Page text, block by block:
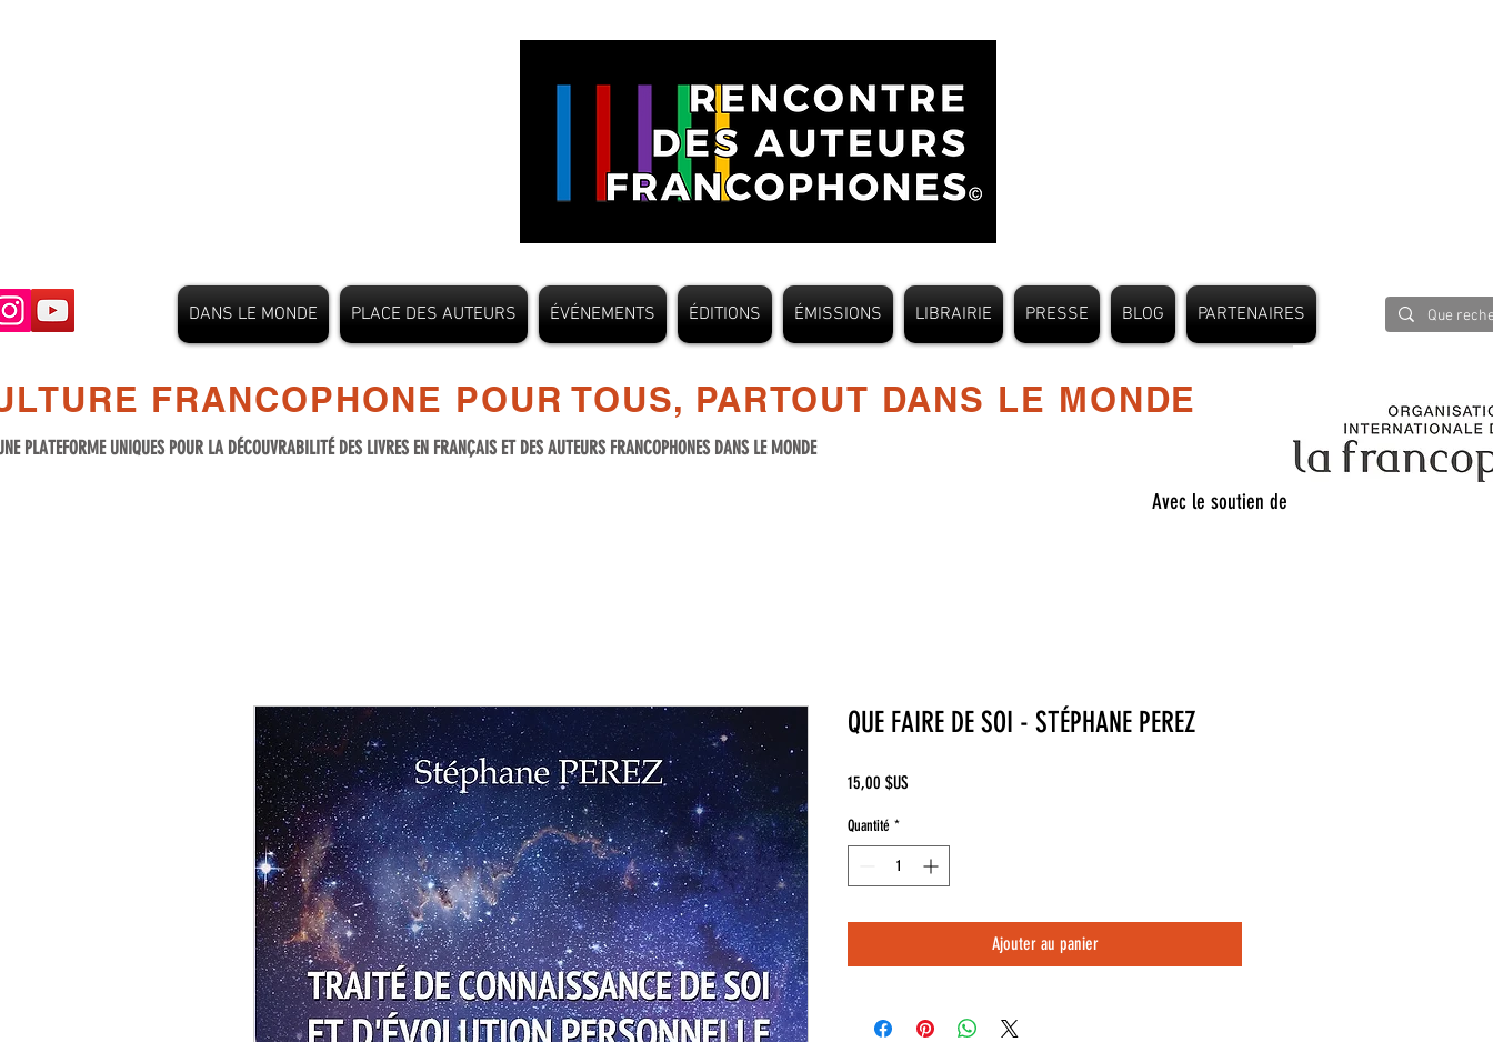
DANS LE MONDE PLACE DES AUTEURS ÉVÉNEMENTS ÉDITIONS ÉMISSIONS LIBRAIRIE PRESSE BLOG PARTENAIRES
FRANCOPHONE POUR TOUS, PARTOUT DANS LE MONDE
PLATEFORME UNIQUES POUR LA DÉCOUVRABILITÉ DES LIVRES EN FRANÇAIS ET DES AUTEURS FRANCOPHONES DANS LE MONDE
Avec le soutien de
QUE FAIRE DE SOI - STÉPHANE PEREZ
15,00 $US
Quantité *
Ajouter au panier